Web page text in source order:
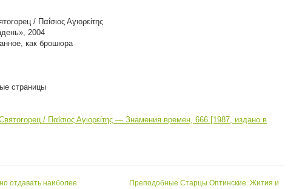
/ Παΐσιος Αγιορείτης
2004
как брошюра
страницы
/ Παΐσιος Αγιορείτης — Знамения времен, 666 [1987, издано в
отдавать наиболее
Преподобные Старцы Оптинские. Жития и